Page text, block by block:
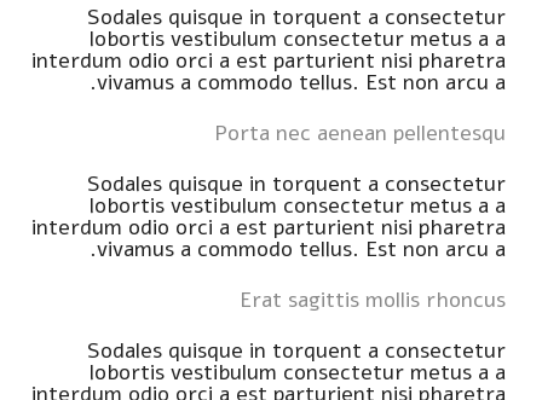
Sodales quisque in torquent a consectetur
lobortis vestibulum consectetur metus a a
interdum odio orci a est parturient nisi pharetra
vivamus a commodo tellus. Est non arcu a.
Porta nec aenean pellentesqu
Sodales quisque in torquent a consectetur
lobortis vestibulum consectetur metus a a
interdum odio orci a est parturient nisi pharetra
vivamus a commodo tellus. Est non arcu a.
Erat sagittis mollis rhoncus
Sodales quisque in torquent a consectetur
lobortis vestibulum consectetur metus a a
interdum odio orci a est parturient nisi pharetra